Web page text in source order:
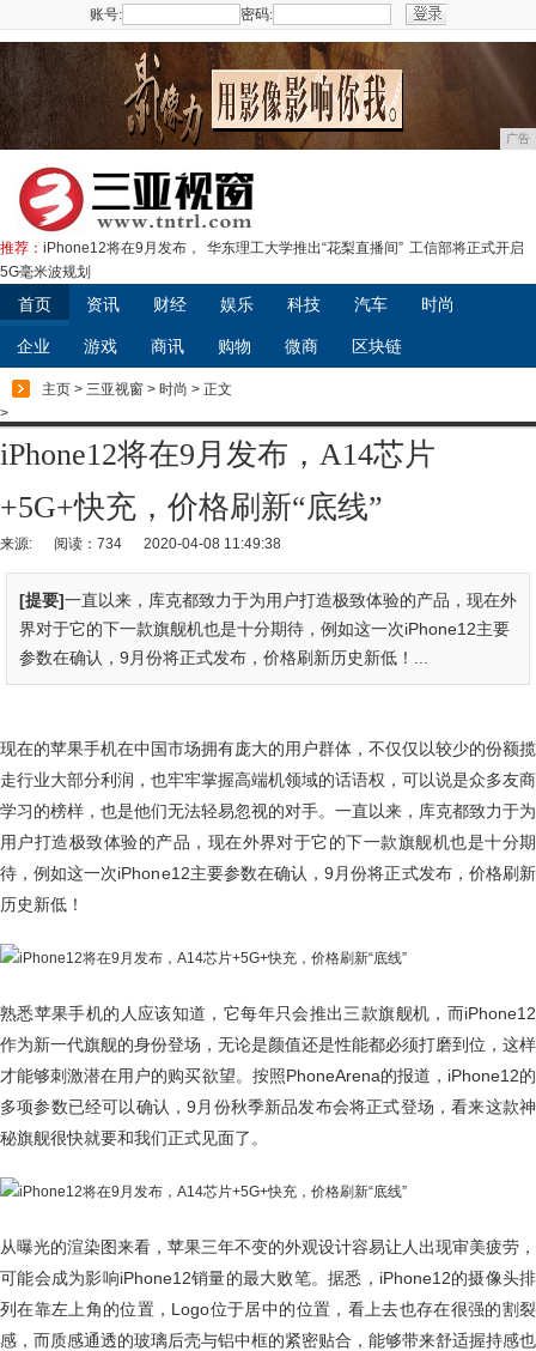
账号: 密码:
广告
推荐： iPhone12将在9月发布， 华东理工大学推出“花梨直播间” 工信部将正式开启
5G毫米波规划
首页 资讯 财经 娱乐 科技 汽车 时尚
企业 游戏 商讯 购物 微商 区块链
主页 > 三亚视窗 > 时尚 > 正文
>
iPhone12将在9月发布，A14芯片
+5G+快充，价格刷新“底线”
来源: 阅读：734 2020-04-08 11:49:38
[提要]一直以来，库克都致力于为用户打造极致体验的产品，现在外
界对于它的下一款旗舰机也是十分期待，例如这一次iPhone12主要
参数在确认，9月份将正式发布，价格刷新历史新低！...
现在的苹果手机在中国市场拥有庞大的用户群体，不仅仅以较少的份额揽
走行业大部分利润，也牢牢掌握高端机领域的话语权，可以说是众多友商
学习的榜样，也是他们无法轻易忽视的对手。一直以来，库克都致力于为
用户打造极致体验的产品，现在外界对于它的下一款旗舰机也是十分期
待，例如这一次iPhone12主要参数在确认，9月份将正式发布，价格刷新
历史新低！
熟悉苹果手机的人应该知道，它每年只会推出三款旗舰机，而iPhone12
作为新一代旗舰的身份登场，无论是颜值还是性能都必须打磨到位，这样
才能够刺激潜在用户的购买欲望。按照PhoneArena的报道，iPhone12的
多项参数已经可以确认，9月份秋季新品发布会将正式登场，看来这款神
秘旗舰很快就要和我们正式见面了。
从曝光的渲染图来看，苹果三年不变的外观设计容易让人出现审美疲劳，
可能会成为影响iPhone12销量的最大败笔。据悉，iPhone12的摄像头排
列在靠左上角的位置，Logo位于居中的位置，看上去也存在很强的割裂
感，而质感通透的玻璃后壳与铝中框的紧密贴合，能够带来舒适握持感也